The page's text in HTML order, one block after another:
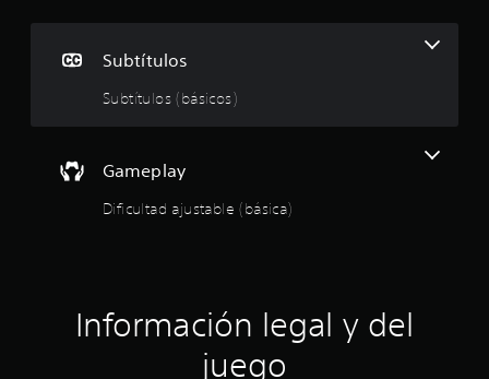
o
m
o
Subtítulos
Subtítulos (básicos)
Gameplay
Dificultad ajustable (básica)
Información legal y del
juego